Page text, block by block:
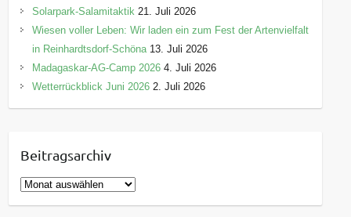
Solarpark-Salamitaktik 21. Juli 2026
Wiesen voller Leben: Wir laden ein zum Fest der Artenvielfalt
in Reinhardtsdorf-Schöna 13. Juli 2026
Madagaskar-AG-Camp 2026 4. Juli 2026
Wetterrückblick Juni 2026 2. Juli 2026
Beitragsarchiv
B
e